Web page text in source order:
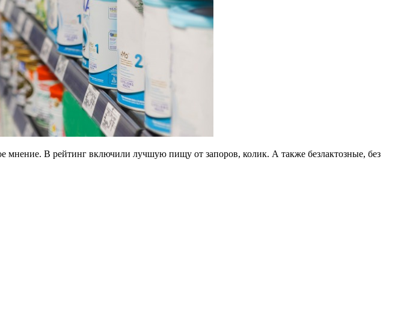
мнение. В рейтинг включили лучшую пищу от запоров, колик. А также безлактозные, без